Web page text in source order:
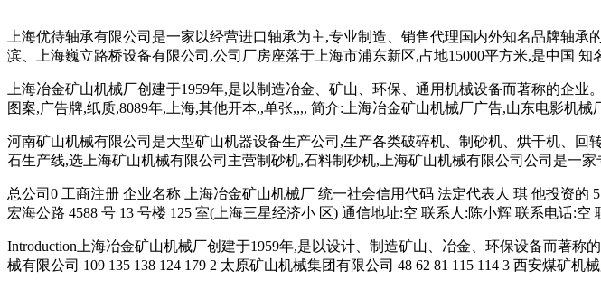
上海优待轴承有限公司是一家以经营进口轴承为主,专业制造、销售代理国内外知名品牌轴
滨、上海巍立路桥设备有限公司,公司厂房座落于上海市浦东新区,占地15000平方米,是中国
上海冶金矿山机械厂创建于1959年,是以制造冶金、矿山、环保、通用机械设备而著称的企
图案,广告牌,纸质,8089年,上海,其他开本,,单张,,,, 简介:上海冶金矿山机械厂广告,山东电影机
河南矿山机械有限公司是大型矿山机器设备生产公司,生产各类破碎机、制砂机、烘干机、
石生产线,选上海矿山机械有限公司主营制砂机,石料制砂机,上海矿山机械有限公司公司是一
总公司0 工商注册 企业名称 上海冶金矿山机械厂 统一社会信用代码 法定代表人 琪 他投资
宏海公路 4588 号 13 号楼 125 室(上海三星经济小 区) 通信地址:空 联系人:陈小辉 联系电话:
Introduction上海冶金矿山机械厂创建于1959年,是以设计、制造矿山、冶金、环保设备而著
械有限公司 109 135 138 124 179 2 太原矿山机械集团有限公司 48 62 81 115 114 3 西安煤矿机